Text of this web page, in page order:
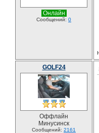
Онлайн
Сообщений: 0
GOLF24
Оффлайн
Минусинск
Сообщений: 2161